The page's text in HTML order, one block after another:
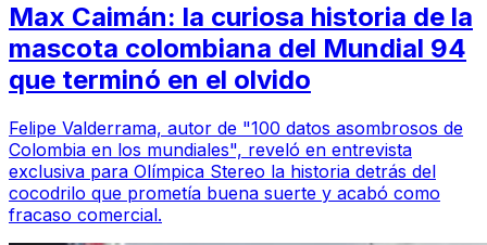
Max Caimán: la curiosa historia de la
mascota colombiana del Mundial 94
que terminó en el olvido
Felipe Valderrama, autor de "100 datos asombrosos de
Colombia en los mundiales", reveló en entrevista
exclusiva para Olímpica Stereo la historia detrás del
cocodrilo que prometía buena suerte y acabó como
fracaso comercial.